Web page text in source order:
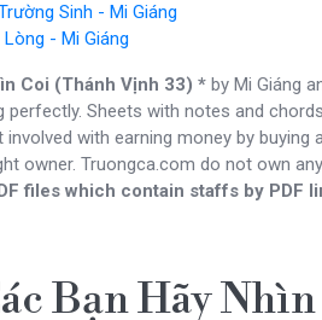
Sinh - Mi Giáng
- Mi Giáng
Coi (Thánh Vịnh 33) * by Mi Giáng
perfectly. Sheets with notes and
with earning money by buying
owner. Truongca.com do not own
files which contain staffs by PDF
Bạn Hãy